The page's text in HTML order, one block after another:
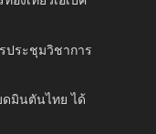
ประชุมวิชาการ
ดมินตันไทย ได้